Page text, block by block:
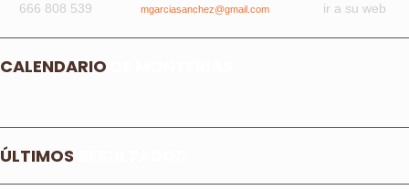
666 808 539 mgarciasanchez@gmail.com ir a su web
CALENDARIO
ÚLTIMOS